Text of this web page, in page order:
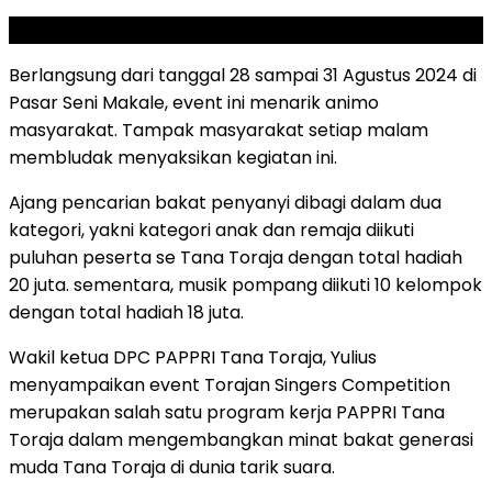
Berlangsung dari tanggal 28 sampai 31 Agustus 2024 di
Pasar Seni Makale, event ini menarik animo
masyarakat. Tampak masyarakat setiap malam
membludak menyaksikan kegiatan ini.
Ajang pencarian bakat penyanyi dibagi dalam dua
kategori, yakni kategori anak dan remaja diikuti
puluhan peserta se Tana Toraja dengan total hadiah
20 juta. sementara, musik pompang diikuti 10 kelompok
dengan total hadiah 18 juta.
Wakil ketua DPC PAPPRI Tana Toraja, Yulius
menyampaikan event Torajan Singers Competition
merupakan salah satu program kerja PAPPRI Tana
Toraja dalam mengembangkan minat bakat generasi
muda Tana Toraja di dunia tarik suara.